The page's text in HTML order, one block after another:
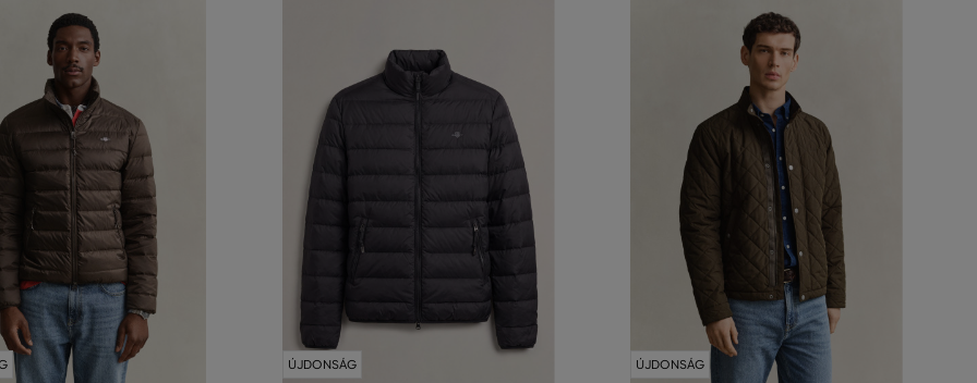
ÚJDONSÁG ÚJDONSÁG